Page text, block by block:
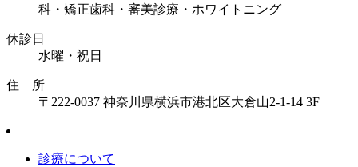
科・矯正歯科・審美診療・ホワイトニング
休診日
水曜・祝日
住 所
〒222-0037 神奈川県横浜市港北区大倉山2-1-14 3F
診療について